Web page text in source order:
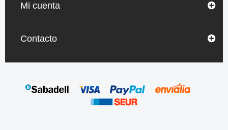
Mi cuenta
Contacto